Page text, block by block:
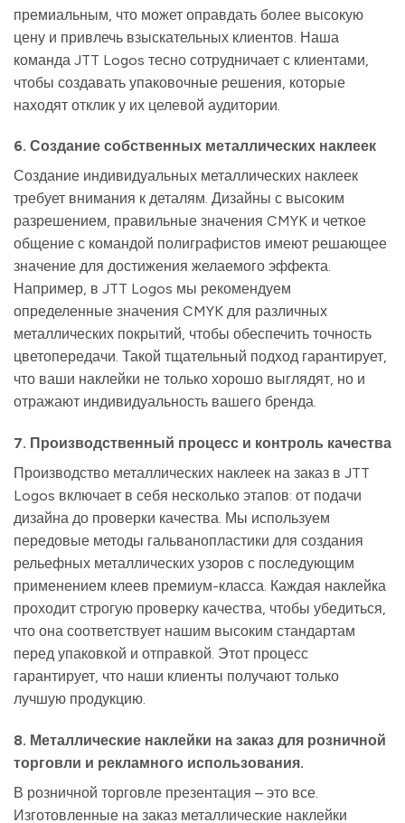
премиальным, что может оправдать более высокую
цену и привлечь взыскательных клиентов. Наша
команда JTT Logos тесно сотрудничает с клиентами,
чтобы создавать упаковочные решения, которые
находят отклик у их целевой аудитории.
6. Создание собственных металлических наклеек
Создание индивидуальных металлических наклеек
требует внимания к деталям. Дизайны с высоким
разрешением, правильные значения CMYK и четкое
общение с командой полиграфистов имеют решающее
значение для достижения желаемого эффекта.
Например, в JTT Logos мы рекомендуем
определенные значения CMYK для различных
металлических покрытий, чтобы обеспечить точность
цветопередачи. Такой тщательный подход гарантирует,
что ваши наклейки не только хорошо выглядят, но и
отражают индивидуальность вашего бренда.
7. Производственный процесс и контроль качества
Производство металлических наклеек на заказ в JTT
Logos включает в себя несколько этапов: от подачи
дизайна до проверки качества. Мы используем
передовые методы гальванопластики для создания
рельефных металлических узоров с последующим
применением клеев премиум-класса. Каждая наклейка
проходит строгую проверку качества, чтобы убедиться,
что она соответствует нашим высоким стандартам
перед упаковкой и отправкой. Этот процесс
гарантирует, что наши клиенты получают только
лучшую продукцию.
8. Металлические наклейки на заказ для розничной
торговли и рекламного использования.
В розничной торговле презентация – это все.
Изготовленные на заказ металлические наклейки